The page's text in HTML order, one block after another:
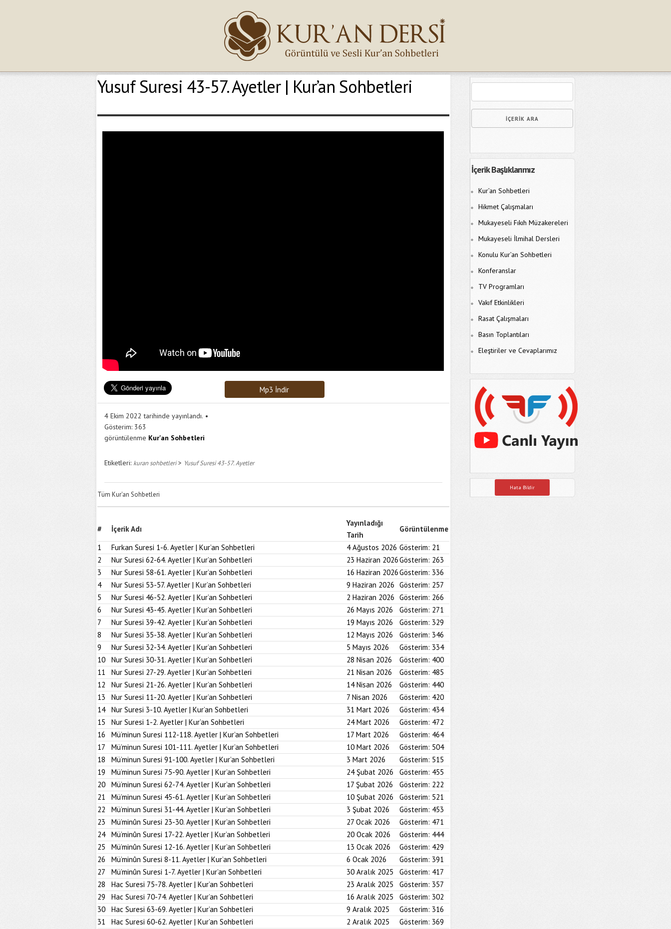
Yusuf Suresi 43-57. Ayetler | Kur’an Sohbetleri
Mp3 İndir
4 Ekim 2022 tarihinde yayınlandı.
Gösterim: 363
görüntülenme Kur'an Sohbetleri
Etiketleri: kuran sohbetleri> Yusuf Suresi 43-57. Ayetler
Tüm Kur'an Sohbetleri
# İçerik Adı
Yayınladığı
Tarih
Görüntülenme
1
Furkan Suresi 1-6. Ayetler | Kur’an Sohbetleri 4 Ağustos 2026 Gösterim: 21
2
Nur Suresi 62-64. Ayetler | Kur’an Sohbetleri 23 Haziran 2026Gösterim: 263
3
Nur Suresi 58-61. Ayetler | Kur’an Sohbetleri 16 Haziran 2026Gösterim: 336
4
Nur Suresi 53-57. Ayetler | Kur’an Sohbetleri 9 Haziran 2026 Gösterim: 257
5
Nur Suresi 46-52. Ayetler | Kur’an Sohbetleri 2 Haziran 2026 Gösterim: 266
6
Nur Suresi 43-45. Ayetler | Kur’an Sohbetleri 26 Mayıs 2026 Gösterim: 271
7
Nur Suresi 39-42. Ayetler | Kur’an Sohbetleri 19 Mayıs 2026 Gösterim: 329
8
Nur Suresi 35-38. Ayetler | Kur’an Sohbetleri 12 Mayıs 2026 Gösterim: 346
9
Nur Suresi 32-34. Ayetler | Kur’an Sohbetleri 5 Mayıs 2026 Gösterim: 334
10
Nur Suresi 30-31. Ayetler | Kur’an Sohbetleri 28 Nisan 2026 Gösterim: 400
11
Nur Suresi 27-29. Ayetler | Kur’an Sohbetleri 21 Nisan 2026 Gösterim: 485
12
Nur Suresi 21-26. Ayetler | Kur’an Sohbetleri 14 Nisan 2026 Gösterim: 440
13
Nur Suresi 11-20. Ayetler | Kur’an Sohbetleri 7 Nisan 2026 Gösterim: 420
14
Nur Suresi 3-10. Ayetler | Kur’an Sohbetleri 31 Mart 2026 Gösterim: 434
15
Nur Suresi 1-2. Ayetler | Kur’an Sohbetleri 24 Mart 2026 Gösterim: 472
16
Mü’minun Suresi 112-118. Ayetler | Kur’an Sohbetleri 17 Mart 2026 Gösterim: 464
17
Mü’minun Suresi 101-111. Ayetler | Kur’an Sohbetleri 10 Mart 2026 Gösterim: 504
18
Mü’minun Suresi 91-100. Ayetler | Kur’an Sohbetleri 3 Mart 2026 Gösterim: 515
19
Mü’minun Suresi 75-90. Ayetler | Kur’an Sohbetleri 24 Şubat 2026 Gösterim: 455
20
Mü’minun Suresi 62-74. Ayetler | Kur’an Sohbetleri 17 Şubat 2026 Gösterim: 222
21
Mü’minun Suresi 45-61. Ayetler | Kur’an Sohbetleri 10 Şubat 2026 Gösterim: 521
22
Mü’minun Suresi 31-44. Ayetler | Kur’an Sohbetleri 3 Şubat 2026 Gösterim: 453
23
Mü’minûn Suresi 23-30. Ayetler | Kur’an Sohbetleri 27 Ocak 2026 Gösterim: 471
24
Mü’minûn Suresi 17-22. Ayetler | Kur’an Sohbetleri 20 Ocak 2026 Gösterim: 444
25
Mü’minûn Suresi 12-16. Ayetler | Kur’an Sohbetleri 13 Ocak 2026 Gösterim: 429
26
Mü’minûn Suresi 8-11. Ayetler | Kur’an Sohbetleri 6 Ocak 2026 Gösterim: 391
27
Mü’minûn Suresi 1-7. Ayetler | Kur’an Sohbetleri 30 Aralık 2025 Gösterim: 417
28
Hac Suresi 75-78. Ayetler | Kur’an Sohbetleri 23 Aralık 2025 Gösterim: 357
29
Hac Suresi 70-74. Ayetler | Kur’an Sohbetleri 16 Aralık 2025 Gösterim: 302
30
Hac Suresi 63-69. Ayetler | Kur’an Sohbetleri 9 Aralık 2025 Gösterim: 316
31
Hac Suresi 60-62. Ayetler | Kur’an Sohbetleri 2 Aralık 2025 Gösterim: 369
İçerik Başlıklarımız
Kur’an Sohbetleri
Hikmet Çalışmaları
Mukayeseli Fıkıh Müzakereleri
Mukayeseli İlmihal Dersleri
Konulu Kur’an Sohbetleri
Konferanslar
TV Programları
Vakıf Etkinlikleri
Rasat Çalışmaları
Basın Toplantıları
Eleştiriler ve Cevaplarımız
Hata Bildir
İsminiz (*)